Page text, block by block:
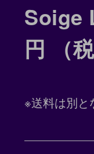
Soige
円 （税
※送料は別と